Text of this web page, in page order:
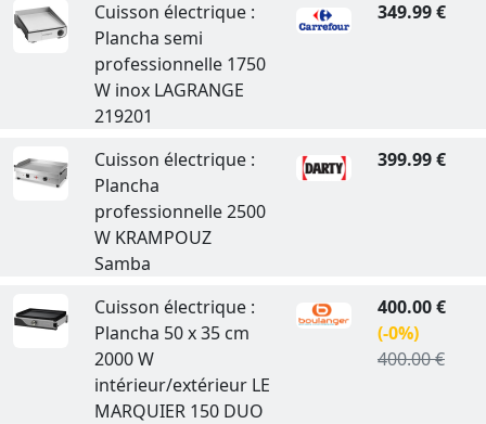
Cuisson électrique :
Plancha semi
professionnelle 1750
W inox LAGRANGE
219201
349.99 €
Cuisson électrique :
Plancha
professionnelle 2500
W KRAMPOUZ
Samba
399.99 €
Cuisson électrique :
Plancha 50 x 35 cm
2000 W
intérieur/extérieur LE
MARQUIER 150 DUO
400.00 €
(-0%)
400.00 €